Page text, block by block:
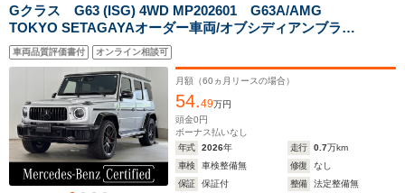
駆動方式 4WD 4WD
Gクラス G63 (ISG) 4WD MP202601 G63A/AMG
TOKYO SETAGAYAオーダー車両/オブシディアンブラッ
ク/イリジウムシルバー/G maufakturエクスクルーシブナ
ッパレザーブラック/2026年登録/Burumester3Dサウンド
サラウンド/22インチアルミホイール
車両品質評価書付 オンライン相談可
月額（60 ヵ月リースの場合）
54.49万円
頭金0円
ボーナス払いなし
年式
2026年 走行 0.7万km
車検
車検整備無 修復
なし
保証
保証付 整備 法定整備無